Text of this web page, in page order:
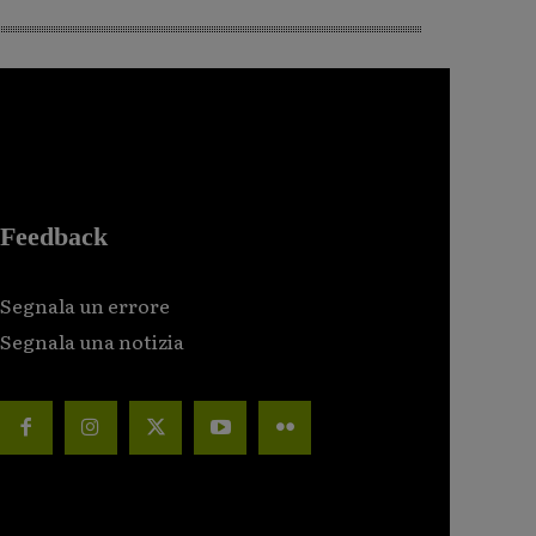
Feedback
Segnala un errore
Segnala una notizia